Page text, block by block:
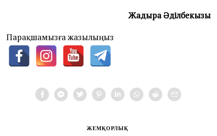
Жадыра Әділбекқызы
Парақшамызға жазылыңыз
ЖЕМҚОРЛЫҚ